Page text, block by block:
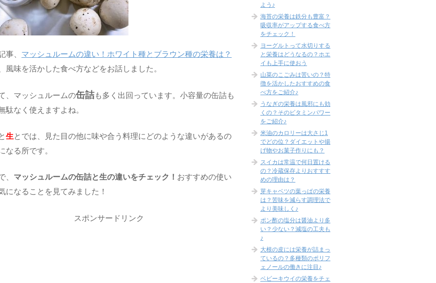
事、 マッシュルームの違い！ホワイト種とブラウン種の栄養は？
風味を活かした食べ方などをお話しました。
、マッシュルームの缶詰も多く出回っています。小容量の缶詰も
駄なく使えますよね。
生 とでは、見た目の他に味や合う料理にどのような違いがあるの
なる所です。
、 マッシュルームの缶詰と生の違いをチェック！ おすすめの使い
になることを見てみました！
スポンサードリンク
よう♪
海苔の栄養は鉄分も豊富？
吸収率がアップする食べ方
をチェック！
ヨーグルトって水切りする
と栄養はどうなるの？ホエ
イも上手に使おう
山菜のこごみは苦いの？特
徴を活かしたおすすめの食
べ方をご紹介♪
うなぎの栄養は風邪にも効
くの？そのビタミンパワー
をご紹介♪
米油のカロリーは大さじ1
でどの位？ダイエットや揚
げ物やお菓子作りにも？
スイカは常温で何日置ける
の？冷蔵保存よりおすすす
めの理由は？
芽キャベツの葉っぱの栄養
は？苦味を減らす調理法で
より美味しく♪
ポン酢の塩分は醤油より多
い？少ない？減塩の工夫も
♪
大根の皮には栄養が詰まっ
ているの？多種類のポリフ
ェノールの働きに注目♪
ベビーキウイの栄養をチェ